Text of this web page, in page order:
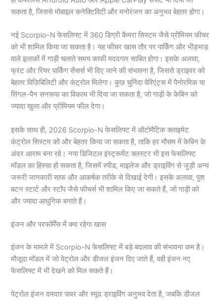
सकता है, जिससे मोबाइल कनेक्टिविटी और मनोरंजन का अनुभव बेहतर होगा।
नई Scorpio-N फेसलिफ्ट में 360 डिग्री कैमरा सिस्टम जैसे प्रीमियम फीचर
को भी शामिल किया जा सकता है। यह फीचर खास तौर पर पार्किंग और भीड़भाड़
वाले इलाकों में गाड़ी चलाते समय काफी मददगार साबित होगा। इसके अलावा,
फ्रंट और रियर पार्किंग सेंसर्स भी दिए जाने की संभावना है, जिससे ड्राइवर को
बेहतर विज़िबिलिटी और कंट्रोल मिलेगा। कुछ चुनिंदा वेरिएंट्स में पैनोरमिक या
सिंगल-पैन सनरूफ का विकल्प भी दिया जा सकता है, जो गाड़ी के केबिन को
ज्यादा खुला और प्रीमियम फील देगा।
इसके साथ ही, 2026 Scorpio-N फेसलिफ्ट में ऑटोमैटिक क्लाइमेट
कंट्रोल सिस्टम को और बेहतर किया जा सकता है, ताकि हर मौसम में केबिन के
अंदर आराम बना रहे। नया डिजिटल इंस्ट्रूमेंट क्लस्टर भी इस फेसलिफ्ट
मॉडल का हिस्सा हो सकता है, जिसमें स्पीड, माइलेज और ड्राइविंग से जुड़ी अन्य
जरूरी जानकारी साफ और आकर्षक तरीके से दिखाई देगी। इसके अलावा, पुश
बटन स्टार्ट और स्टॉप जैसे फीचर्स भी शामिल किए जा सकते हैं, जो गाड़ी को
और ज्यादा आधुनिक बनाते हैं।
इंजन और परफॉर्मेंस में क्या रहेगा खास
इंजन के मामले में Scorpio-N फेसलिफ्ट में बड़े बदलाव की संभावना कम है।
मौजूदा मॉडल में जो पेट्रोल और डीजल इंजन दिए जाते हैं, वही इंजन नए
फेसलिफ्ट में भी देखने को मिल सकते हैं।
पेट्रोल इंजन दमदार पावर और स्मूद ड्राइविंग अनुभव देता है, जबकि डीजल